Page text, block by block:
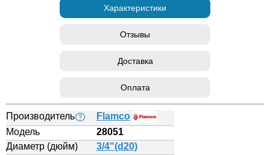
Характеристики
Отзывы
Доставка
Оплата
Производитель ?
Flamco
Модель
28051
Диаметр (дюйм)
3/4"(d20)